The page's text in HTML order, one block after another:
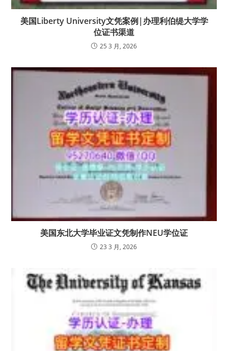
美国Liberty University文凭案例|办理利伯缇大学学
位证书渠道
25 3 月, 2026
美国东北大学毕业证文凭制作NEU学位证
23 3 月, 2026